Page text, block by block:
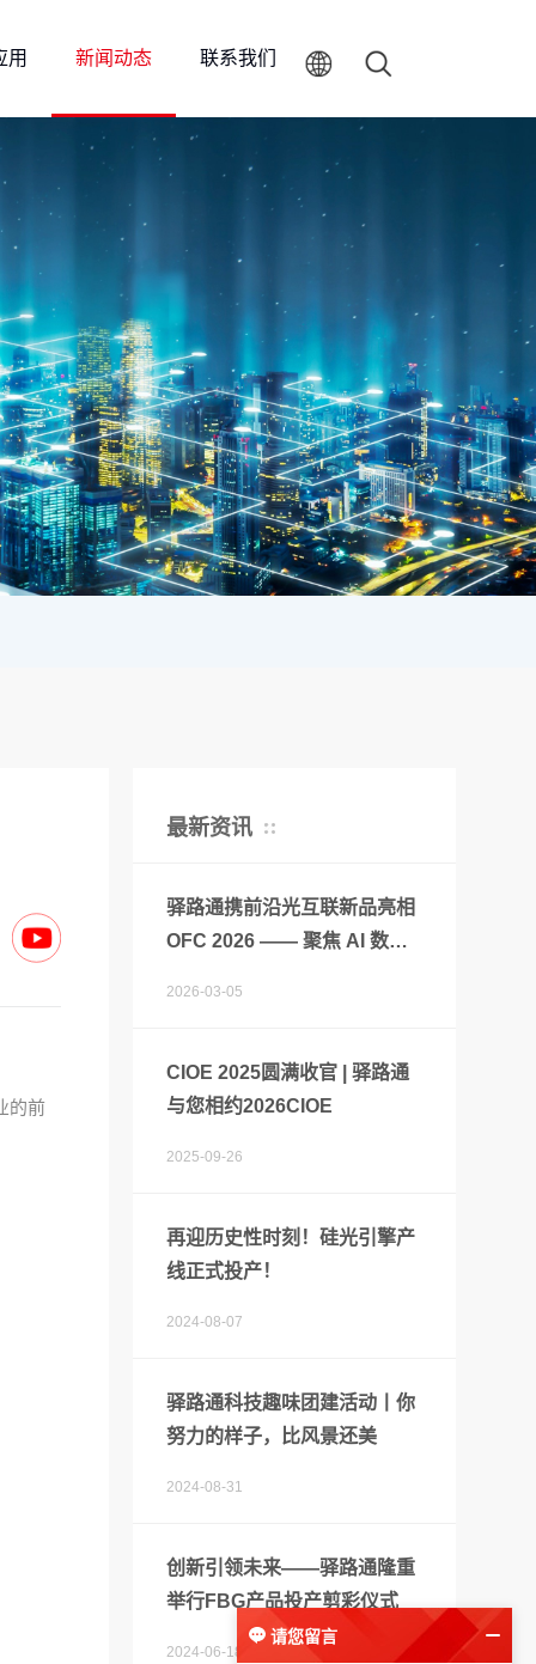
用 新闻动态 联系我们
的前
最新资讯
驿路通携前沿光互联新品亮相
OFC 2026 —— 聚焦 AI 数据
2026-03-05
CIOE 2025圆满收官 | 驿路通
与您相约2026CIOE
2025-09-26
再迎历史性时刻！硅光引擎产
线正式投产！
2024-08-07
驿路通科技趣味团建活动丨你
努力的样子，比风景还美
2024-08-31
创新引领未来——驿路通隆重
举行FBG产品投产剪彩仪式
2024-06-18
请您留言